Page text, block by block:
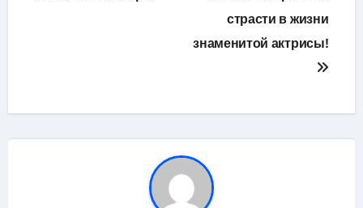
страсти в жизни
знаменитой актрисы!